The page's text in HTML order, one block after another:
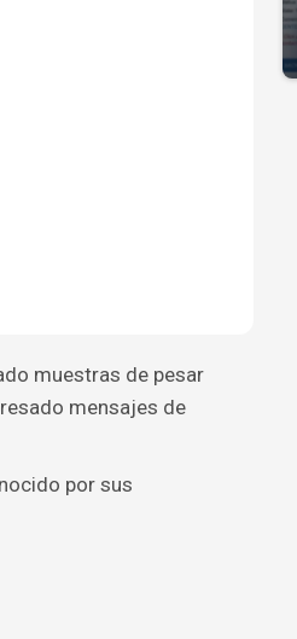
muestras de pesar
mensajes de
por sus